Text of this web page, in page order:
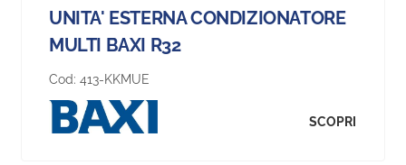
UNITA' ESTERNA CONDIZIONATORE
MULTI BAXI R32
Cod: 413-KKMUE
SCOPRI